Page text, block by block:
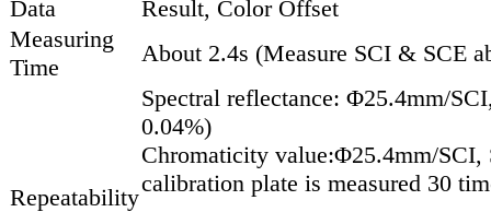
Data
Result, Color Offset
Measuring
Time
About 2.4s (Measure SCI & SCE
Repeatability
Spectral reflectance: Φ25.4mm/
0.04%)
Chromaticity value:Φ25.4mm/
calibration plate is measured 30